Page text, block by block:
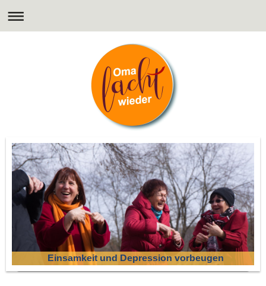
Einsamkeit und Depression vorbeugen